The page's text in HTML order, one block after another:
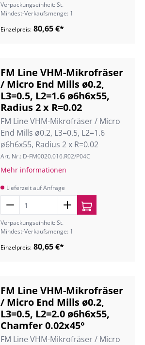
Verpackungseinheit: St.
Mindest-Verkaufsmenge: 1
Einzelpreis: 80,65 €*
FM Line VHM-Mikrofräser
/ Micro End Mills ø0.2,
L3=0.5, L2=1.6 ø6h6x55,
Radius 2 x R=0.02
FM Line VHM-Mikrofräser / Micro
End Mills ø0.2, L3=0.5, L2=1.6
ø6h6x55, Radius 2 x R=0.02
Art. Nr.: D-FM0020.016.R02/P04C
Mehr informationen
Lieferzeit auf Anfrage
Verpackungseinheit: St.
Mindest-Verkaufsmenge: 1
Einzelpreis: 80,65 €*
FM Line VHM-Mikrofräser
/ Micro End Mills ø0.2,
L3=0.5, L2=2.0 ø6h6x55,
Chamfer 0.02x45°
FM Line VHM-Mikrofräser / Micro